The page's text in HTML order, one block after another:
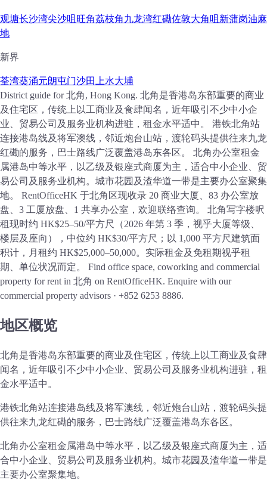
观塘长沙湾尖沙咀 旺角荔枝角九龙湾红磡佐敦大角咀 新蒲岗油麻
地
新界
荃湾葵涌元朗屯门沙田 上水大埔
District guide for 北角, Hong Kong. 北角是香港岛东部重要的商业
及住宅区，传统上以工商业及食肆闻名，近年吸引不少中小企
业、贸易公司及服务业机构进驻，租金水平适中。 港铁北角站
连接港岛线及将军澳线，邻近炮台山站，渡轮码头提供往来九龙
红磡的服务，巴士路线广泛覆盖港岛东各区。 北角办公室租金
属港岛中等水平，以乙级及银座式商厦为主，适合中小企业、贸
易公司及服务业机构。城市花园及渣华道一带是主要办公室聚集
地。 RentOfficeHK 于北角区现收录 20 商业大厦、83 办公室放
盘、3 工厦放盘、1 共享办公室，欢迎联络查询。 北角写字楼呎
租现时约 HK$25–50/平方尺（2026 年第 3 季，视乎大厦等级、
楼层及座向），中位约 HK$30/平方尺；以 1,000 平方尺建筑面
积计，月租约 HK$25,000–50,000。实际租金及免租期视乎租
期、单位状况而定。
Find office space, coworking and commercial
property for rent in 北角 on RentOfficeHK. Enquire with our
commercial property advisors · +852 6253 8886.
地区概览
北角是香港岛东部重要的商业及住宅区，传统上以工商业及食肆
闻名，近年吸引不少中小企业、贸易公司及服务业机构进驻，租
金水平适中。
港铁北角站连接港岛线及将军澳线，邻近炮台山站，渡轮码头提
供往来九龙红磡的服务，巴士路线广泛覆盖港岛东各区。
北角办公室租金属港岛中等水平，以乙级及银座式商厦为主，适
合中小企业、贸易公司及服务业机构。城市花园及渣华道一带是
主要办公室聚集地。